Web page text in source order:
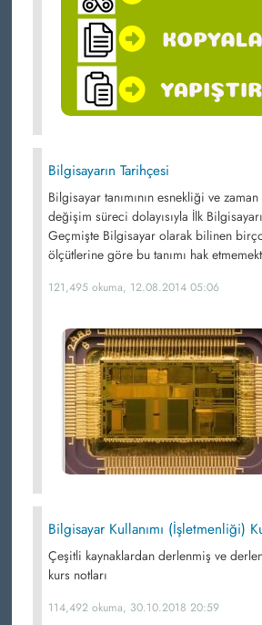
Bilgisayarın Tarihçesi
Bilgisayar tanımının esnekliği ve
değişim süreci dolayısıyla İlk
Geçmişte Bilgisayar olarak bilinen
ölçütlerine göre bu tanımı hak
121,495 okuma, 12.08.2014 05:06
Bilgisayar Kullanımı (İşletmenliği)
Çeşitli kaynaklardan derlenmiş ve
kurs notları
114,492 okuma, 30.10.2018 20:59